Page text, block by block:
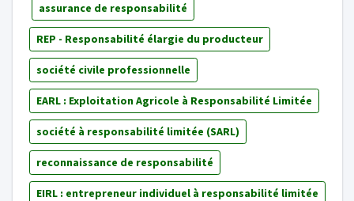
assurance de responsabilité
REP - Responsabilité élargie du producteur
société civile professionnelle
EARL : Exploitation Agricole à Responsabilité Limitée
société à responsabilité limitée (SARL)
reconnaissance de responsabilité
EIRL : entrepreneur individuel à responsabilité limitée